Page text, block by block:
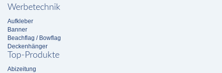
Werbetechnik
Aufkleber
Banner
Beachflag / Bowflag
Deckenhänger
Top-Produkte
Abizeitung